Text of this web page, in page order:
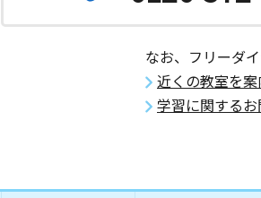
なお、フリーダ
近くの教室を
学習に関する